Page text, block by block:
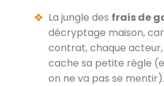
La jungle des frais de
décryptage maison,
contrat, chaque
cache sa petite règle
on ne va pas se mentir).